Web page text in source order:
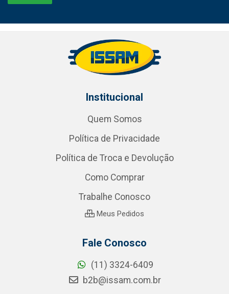
Institucional
Quem Somos
Política de Privacidade
Política de Troca e Devolução
Como Comprar
Trabalhe Conosco
Meus Pedidos
Fale Conosco
(11) 3324-6409
b2b@issam.com.br